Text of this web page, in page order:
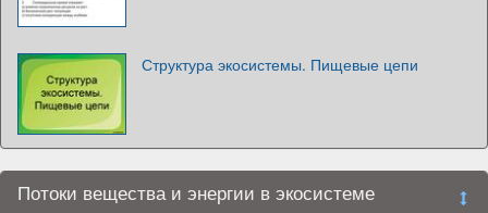
Структура экосистемы. Пищевые цепи
Потоки вещества и энергии в экосистеме